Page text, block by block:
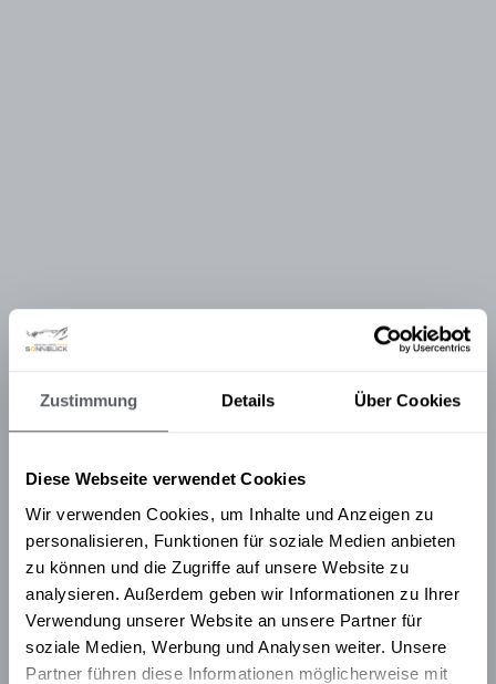
Zustimmung Details Über Cookies
Diese Webseite verwendet Cookies
Wir verwenden Cookies, um Inhalte und Anzeigen zu
personalisieren, Funktionen für soziale Medien anbieten
zu können und die Zugriffe auf unsere Website zu
analysieren. Außerdem geben wir Informationen zu Ihrer
Verwendung unserer Website an unsere Partner für
soziale Medien, Werbung und Analysen weiter. Unsere
Partner führen diese Informationen möglicherweise mit